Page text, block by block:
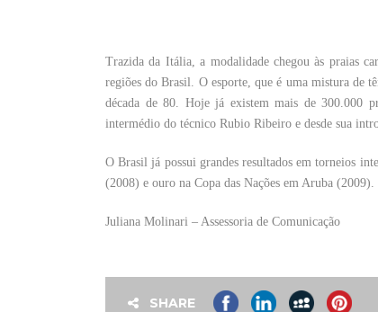
Trazida da Itália, a modalidade chegou às praias
regiões do Brasil. O esporte, que é uma mistura de
década de 80. Hoje já existem mais de 300.000
intermédio do técnico Rubio Ribeiro e desde sua
O Brasil já possui grandes resultados em torneios
(2008) e ouro na Copa das Nações em Aruba (2009).
Juliana Molinari – Assessoria de Comunicação
SHARE